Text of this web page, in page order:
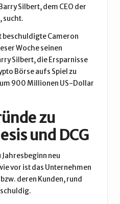
Silbert, dem CEO der
sucht.
beschuldigte Cameron
Woche seinen
Silbert, die Ersparnisse
Börse aufs Spiel zu
900 Millionen US-Dollar
zu
und DCG
Jahresbeginn neu
vor ist das Unternehmen
deren Kunden, rund